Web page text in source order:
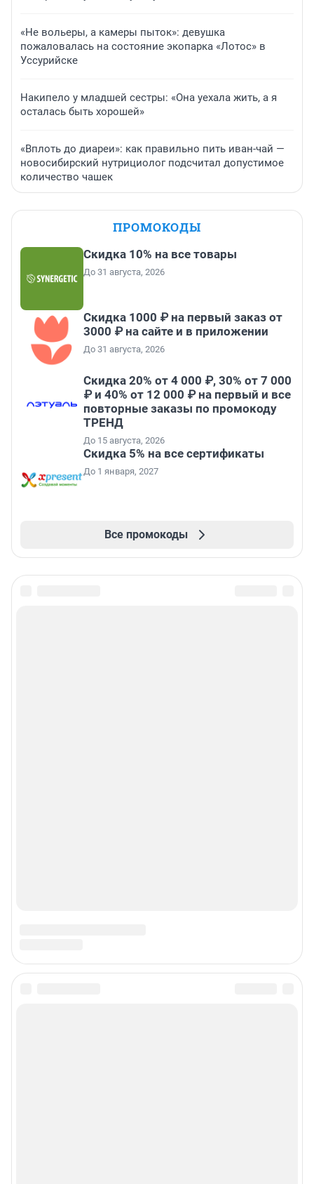
«Не вольеры, а камеры пыток»: девушка
пожаловалась на состояние экопарка «Лотос» в
Уссурийске
Накипело у младшей сестры: «Она уехала жить, а я
осталась быть хорошей»
«Вплоть до диареи»: как правильно пить иван-чай —
новосибирский нутрициолог подсчитал допустимое
количество чашек
ПРОМОКОДЫ
Скидка 10% на все товары
До 31 августа, 2026
Скидка 1000 ₽ на первый заказ от
3000 ₽ на сайте и в приложении
До 31 августа, 2026
Скидка 20% от 4 000 ₽, 30% от 7 000
₽ и 40% от 12 000 ₽ на первый и все
повторные заказы по промокоду
ТРЕНД
До 15 августа, 2026
Скидка 5% на все сертификаты
До 1 января, 2027
Все промокоды